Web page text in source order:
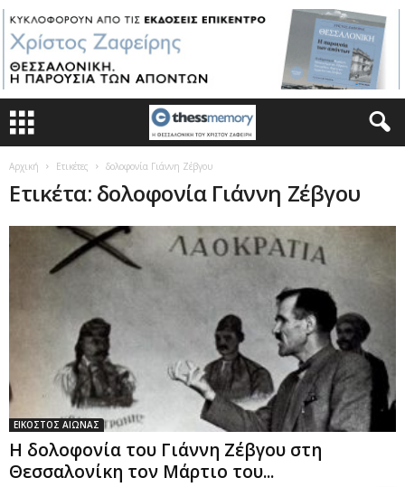
Αρχική Ετικέτες δολοφονία Γιάννη Ζέβγου
Ετικέτα: δολοφονία Γιάννη Ζέβγου
ΕΙΚΟΣΤΟΣ ΑΙΩΝΑΣ
Η δολοφονία του Γιάννη Ζέβγου στη
Θεσσαλονίκη τον Μάρτιο του...